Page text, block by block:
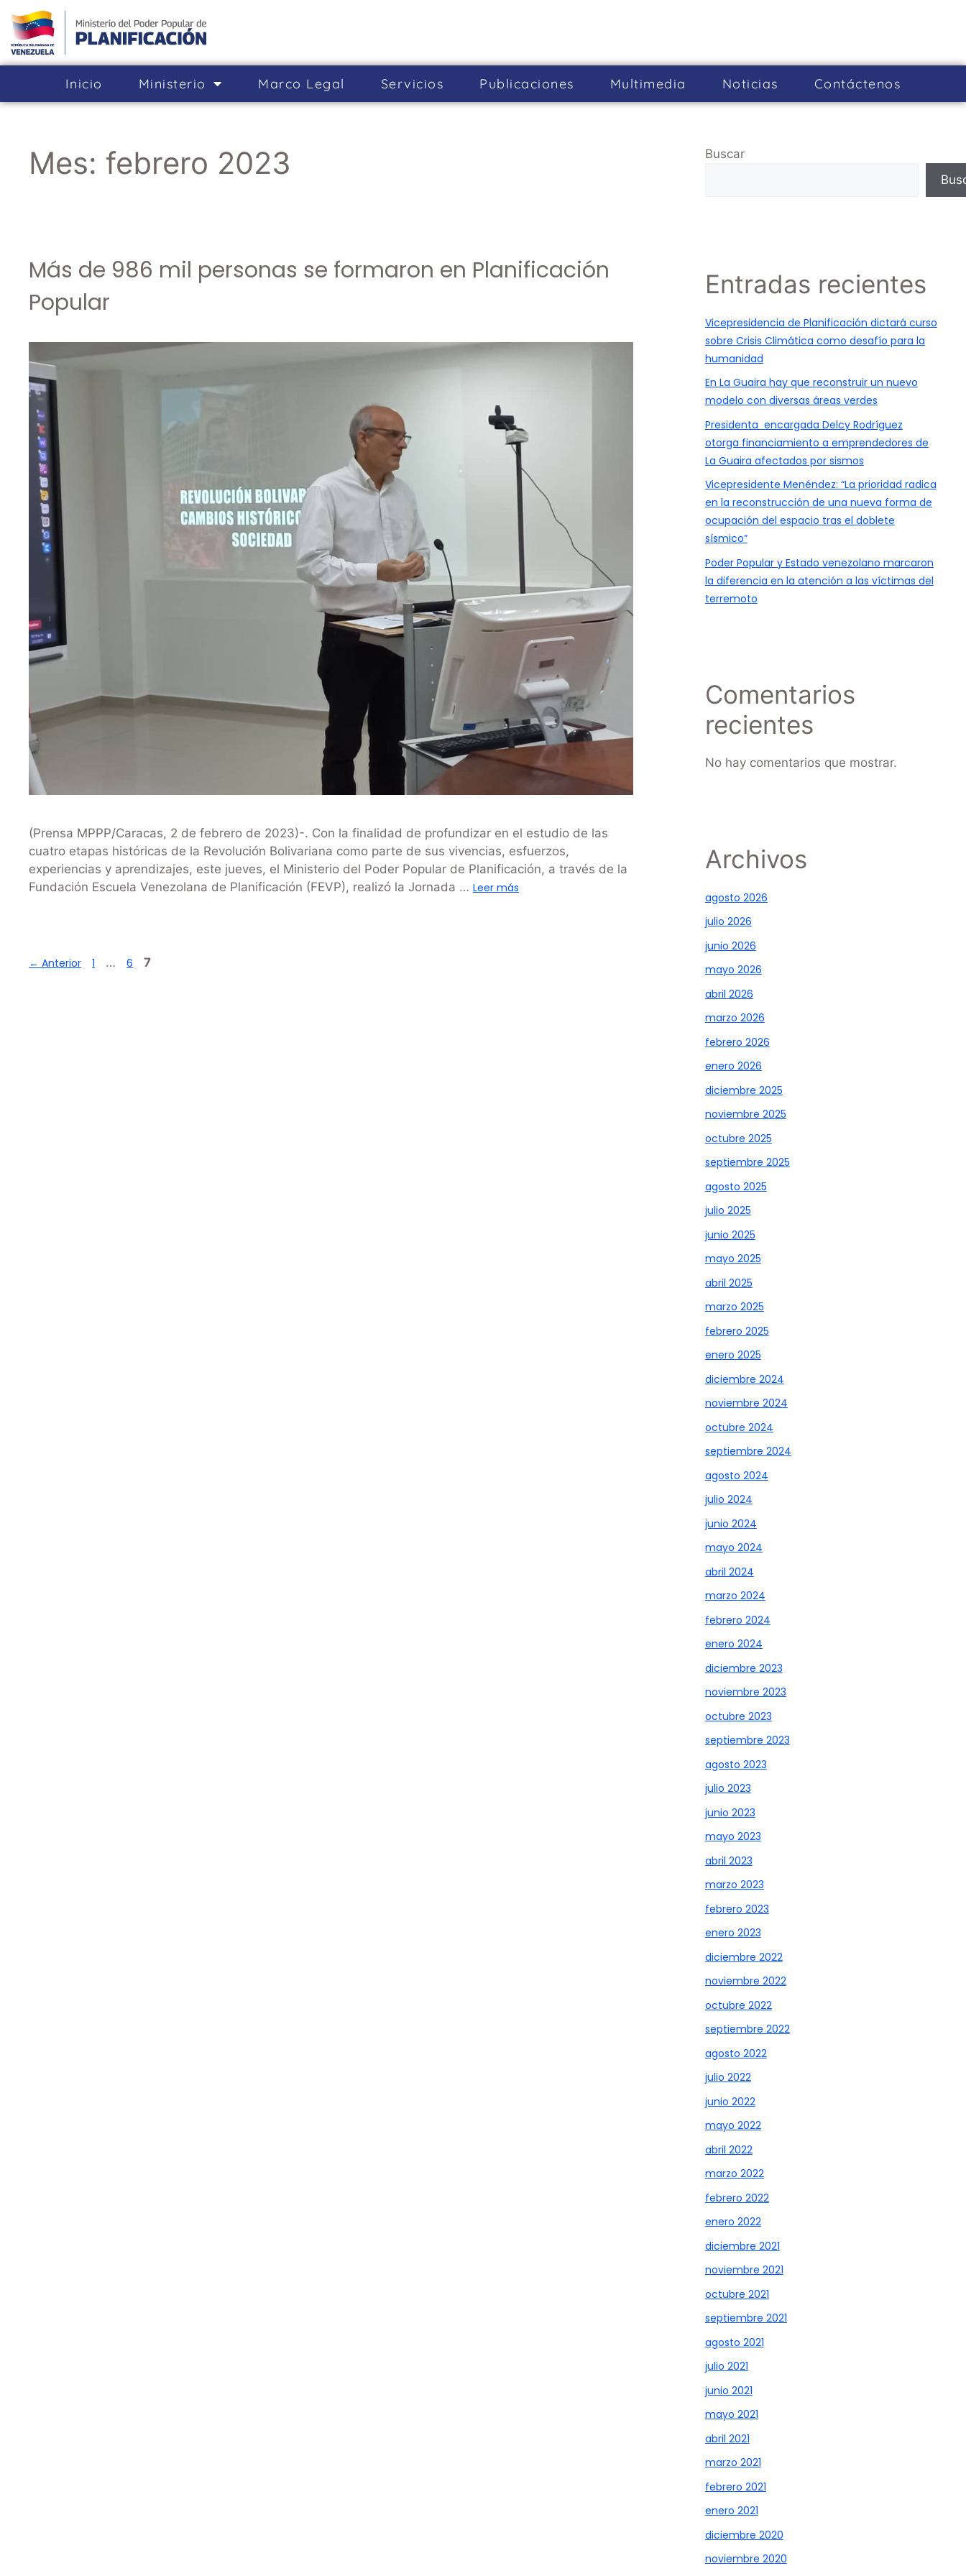
Inicio Ministerio Marco Legal Servicios Publicaciones Multimedia Noticias Cont­áctenos
Mes: febrero 2023
Más de 986 mil personas se formaron en Planificación
Popular
(Prensa MPPP/Caracas, 2 de febrero de 2023)-. Con la finalidad de profundizar en el estudio de las
cuatro etapas históricas de la Revolución Bolivariana como parte de sus vivencias, esfuerzos,
experiencias y aprendizajes, este jueves, el Ministerio del Poder Popular de Planificación, a través de la
Fundación Escuela Venezolana de Planificación (FEVP), realizó la Jornada … Leer más
← Anterior 1 … 6 7
Buscar
Entradas recientes
Vicepresidencia de Planificación dictará curso
sobre Crisis Climática como desafío para la
humanidad
En La Guaira hay que reconstruir un nuevo
modelo con diversas áreas verdes
Presidenta encargada Delcy Rodríguez
otorga financiamiento a emprendedores de
La Guaira afectados por sismos
Vicepresidente Menéndez: “La prioridad radica
en la reconstrucción de una nueva forma de
ocupación del espacio tras el doblete
sísmico”
Poder Popular y Estado venezolano marcaron
la diferencia en la atención a las víctimas del
terremoto
Comentarios
recientes
No hay comentarios que mostrar.
Archivos
agosto 2026
julio 2026
junio 2026
mayo 2026
abril 2026
marzo 2026
febrero 2026
enero 2026
diciembre 2025
noviembre 2025
octubre 2025
septiembre 2025
agosto 2025
julio 2025
junio 2025
mayo 2025
abril 2025
marzo 2025
febrero 2025
enero 2025
diciembre 2024
noviembre 2024
octubre 2024
septiembre 2024
agosto 2024
julio 2024
junio 2024
mayo 2024
abril 2024
marzo 2024
febrero 2024
enero 2024
diciembre 2023
noviembre 2023
octubre 2023
septiembre 2023
agosto 2023
julio 2023
junio 2023
mayo 2023
abril 2023
marzo 2023
febrero 2023
enero 2023
diciembre 2022
noviembre 2022
octubre 2022
septiembre 2022
agosto 2022
julio 2022
junio 2022
mayo 2022
abril 2022
marzo 2022
febrero 2022
enero 2022
diciembre 2021
noviembre 2021
octubre 2021
septiembre 2021
agosto 2021
julio 2021
junio 2021
mayo 2021
abril 2021
marzo 2021
febrero 2021
enero 2021
diciembre 2020
noviembre 2020